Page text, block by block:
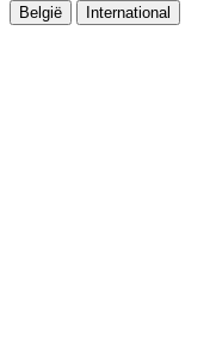
België International